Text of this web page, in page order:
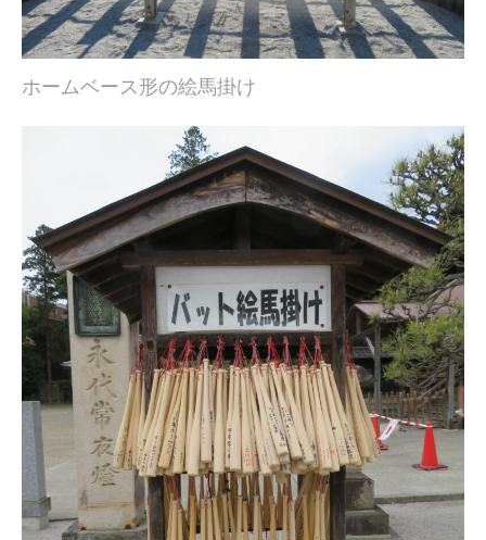
ホームベース形の絵馬掛け